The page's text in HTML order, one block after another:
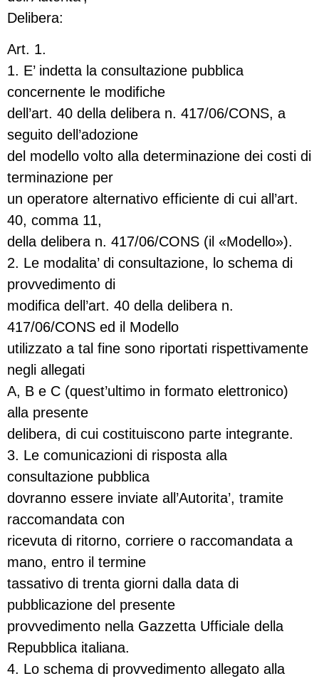
Delibera:
Art. 1.
1. E’ indetta la consultazione pubblica
concernente le modifiche
dell’art. 40 della delibera n. 417/06/CONS, a
seguito dell’adozione
del modello volto alla determinazione dei costi di
terminazione per
un operatore alternativo efficiente di cui all’art.
40, comma 11,
della delibera n. 417/06/CONS (il «Modello»).
2. Le modalita’ di consultazione, lo schema di
provvedimento di
modifica dell’art. 40 della delibera n.
417/06/CONS ed il Modello
utilizzato a tal fine sono riportati rispettivamente
negli allegati
A, B e C (quest’ultimo in formato elettronico)
alla presente
delibera, di cui costituiscono parte integrante.
3. Le comunicazioni di risposta alla
consultazione pubblica
dovranno essere inviate all’Autorita’, tramite
raccomandata con
ricevuta di ritorno, corriere o raccomandata a
mano, entro il termine
tassativo di trenta giorni dalla data di
pubblicazione del presente
provvedimento nella Gazzetta Ufficiale della
Repubblica italiana.
4. Lo schema di provvedimento allegato alla